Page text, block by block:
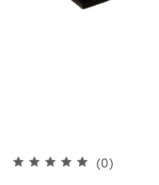
(0)